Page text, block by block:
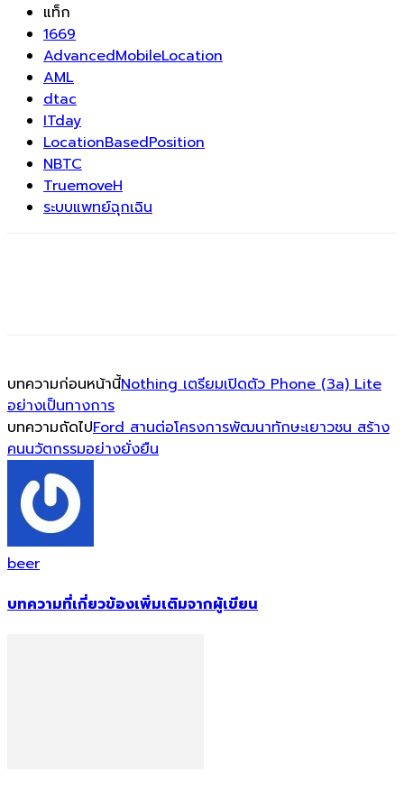
แท็ก
1669
AdvancedMobileLocation
AML
dtac
ITday
LocationBasedPosition
NBTC
TruemoveH
ระบบแพทย์ฉุกเฉิน
บทความก่อนหน้านี้Nothing เตรียมเปิดตัว Phone (3a) Lite
อย่างเป็นทางการ
บทความถัดไปFord สานต่อโครงการพัฒนาทักษะเยาวชน สร้าง
คนนวัตกรรมอย่างยั่งยืน
beer
บทความที่เกี่ยวข้องเพิ่มเติมจากผู้เขียน